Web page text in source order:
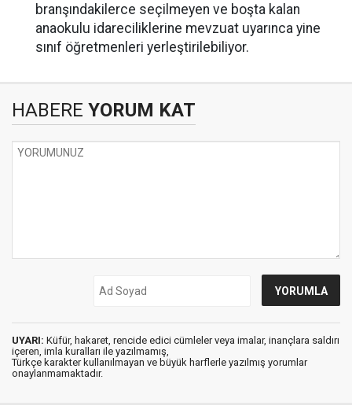
branşındakilerce seçilmeyen ve boşta kalan
anaokulu idareciliklerine mevzuat uyarınca yine
sınıf öğretmenleri yerleştirilebiliyor.
HABERE YORUM KAT
UYARI: Küfür, hakaret, rencide edici cümleler veya imalar, inançlara saldırı
içeren, imla kuralları ile yazılmamış,
Türkçe karakter kullanılmayan ve büyük harflerle yazılmış yorumlar
onaylanmamaktadır.